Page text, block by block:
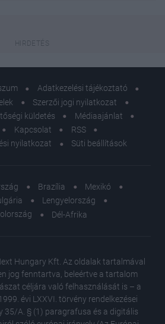
Adatkezelési tájékoztató
Szerzői jogi nyilatkozat
küldetés
Médiaajánlat
Kapcsolat
RSS
nyilatkozat
Süti beállítások
Brazília
Mexikó
Lengyelország
Dél-Afrika
Hungary Kft. Az oldalak tartalmával
jog fenntartva, beleértve a tartalom
céljára való felhasználását is – a
évi LXXVI. törvény rendelkezései
35/A. § (1) paragrafusa és a digitális